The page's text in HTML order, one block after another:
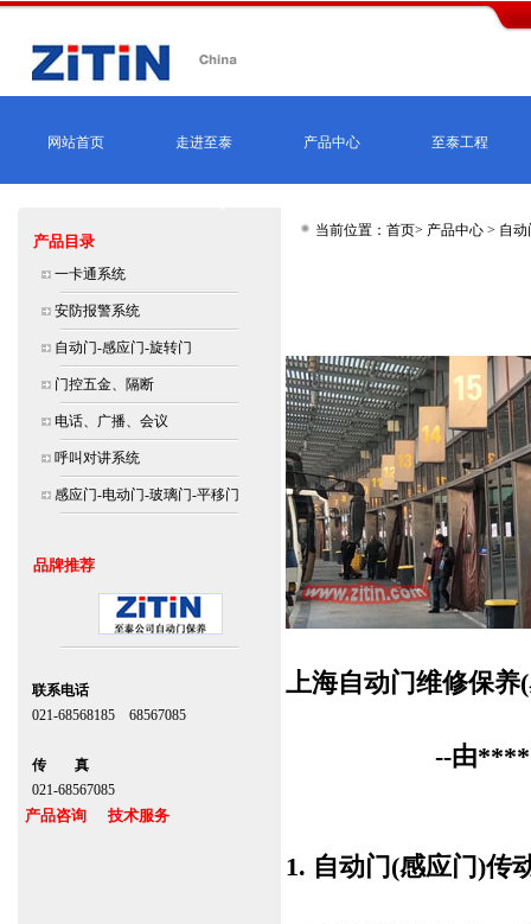
网站首页 走进至泰 产品中心 至泰工程
产品目录
一卡通系统
安防报警系统
自动门-感应门-旋转门
门控五金、隔断
电话、广播、会议
呼叫对讲系统
感应门-电动门-玻璃门-平移门
品牌推荐
联系电话
021-68568185 68567085
传 真
021-68567085
产品咨询 技术服务
当前位置：首页> 产品中心 > 自
上海自动门维修保养
--由****品
1. 自动门(感应门)传